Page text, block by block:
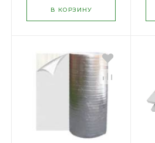
В КОРЗИНУ